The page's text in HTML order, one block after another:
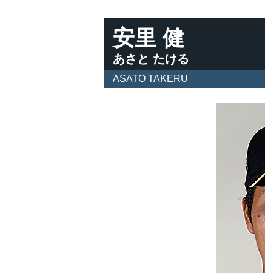
安里 健
あさと たける
ASATO TAKERU